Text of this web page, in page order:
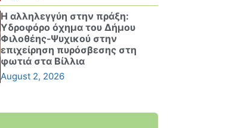
Η αλληλεγγύη στην πράξη:
Υδροφόρο όχημα του Δήμου
Φιλοθέης-Ψυχικού στην
επιχείρηση πυρόσβεσης στη
φωτιά στα Βίλλια
August 2, 2026